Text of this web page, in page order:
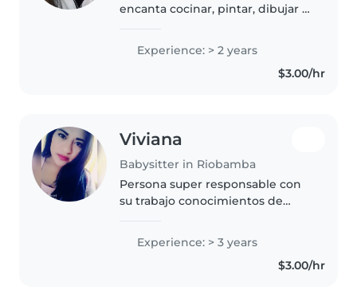
encanta cocinar, pintar, dibujar y
una persona responsable,
comprometida, paciente y muy
Experience: > 2 years
$3.00/hr
Viviana
Babysitter in Riobamba
Persona super responsable con
su trabajo conocimientos de
gusta los niños y bebes me
Experience: > 3 years
$3.00/hr